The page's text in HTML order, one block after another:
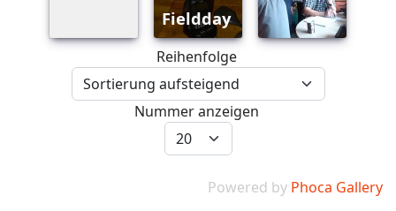
Fieldday
Reihenfolge
Nummer anzeigen
Powered by Phoca Gallery